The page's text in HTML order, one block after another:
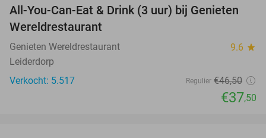
19%
All-You-Can-Eat & Drink (3 uur) bij Genieten
Wereldrestaurant
Genieten Wereldrestaurant 9.6 star
Leiderdorp
Verkocht: 5.517
Regulier €46,50
€37,50